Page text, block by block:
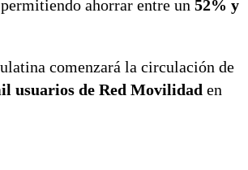
ahorrar entre un 52% y
comenzará la circulación de
usuarios de Red Movilidad en